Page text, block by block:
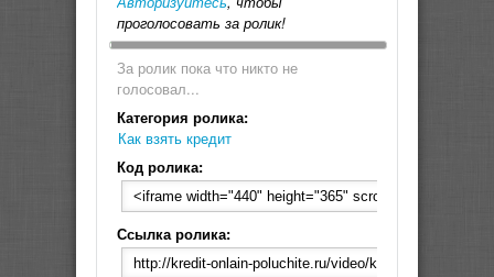
проголосовать за ролик!
За ролик пока что никто не
голосовал...
Категория ролика:
Как взять кредит
Код ролика:
Ссылка ролика: